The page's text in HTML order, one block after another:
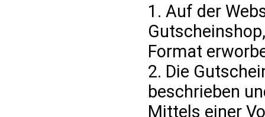
1. Auf der
Format
2. Die
beschrieben
Mittels einer